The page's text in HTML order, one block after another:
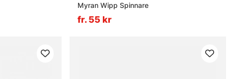
Myran Wipp Spinnare
fr. 55 kr